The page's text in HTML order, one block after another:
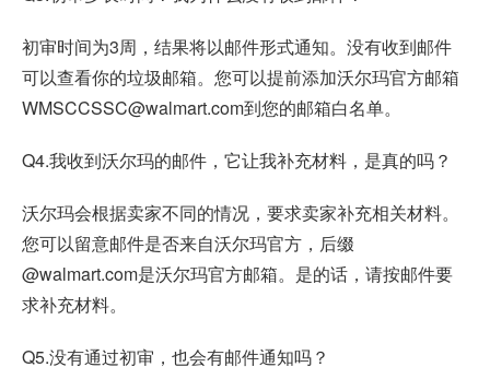
初审时间为3周，结果将以邮件形式通知。没有收到邮件
可以查看你的垃圾邮箱。您可以提前添加沃尔玛官方邮箱
WMSCCSSC@walmart.com到您的邮箱白名单。
Q4.我收到沃尔玛的邮件，它让我补充材料，是真的吗？
沃尔玛会根据卖家不同的情况，要求卖家补充相关材料。
您可以留意邮件是否来自沃尔玛官方，后缀
@walmart.com是沃尔玛官方邮箱。是的话，请按邮件要
求补充材料。
Q5.没有通过初审，也会有邮件通知吗？